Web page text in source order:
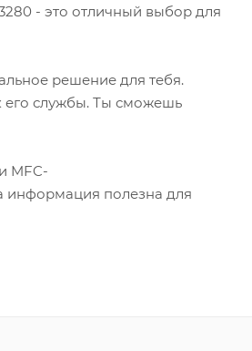
- это отличный выбор для
решение для тебя.
его службы. Ты сможешь
MFC-
информация полезна для